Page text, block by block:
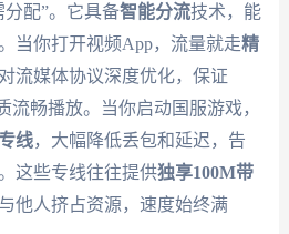
配”。它具备智能分流技术，能
当你打开视频App，流量就走精
流媒体协议深度优化，保证
流畅播放。当你启动国服游戏，
线，大幅降低丢包和延迟，告
这些专线往往提供独享100M带
他人挤占资源，速度始终满